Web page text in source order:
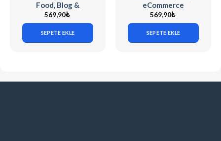
Food, Blog &
Magazine
569,90₺
SEPETE EKLE
eCommerce
WordPress Theme
for WooCommerce
569,90₺
SEPETE EKLE